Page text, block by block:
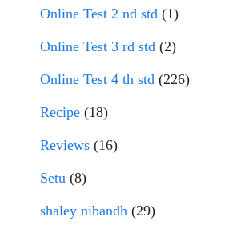
Online Test 2 nd std (1)
Online Test 3 rd std (2)
Online Test 4 th std (226)
Recipe (18)
Reviews (16)
Setu (8)
shaley nibandh (29)